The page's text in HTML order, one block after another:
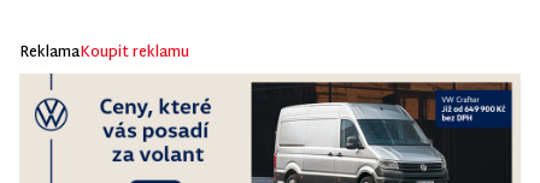
ReklamaKoupit reklamu